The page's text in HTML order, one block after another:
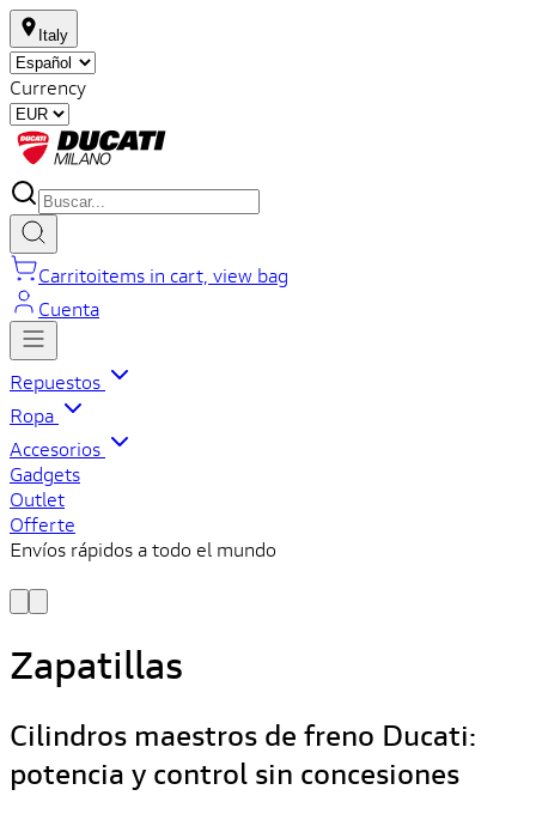
Italy
Currency
Carritoitems in cart, view bag
Cuenta
Repuestos
Ropa
Accesorios
Gadgets
Outlet
Offerte
Envíos rápidos a todo el mundo
Zapatillas
Cilindros maestros de freno Ducati:
potencia y control sin concesiones